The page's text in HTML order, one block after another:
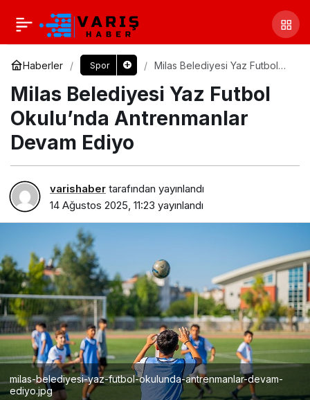
Haberler Spor
Milas Belediyesi Yaz Futbol
Devam Ediyo
Milas Belediyesi Yaz Futbol
Okulu’nda Antrenmanlar
Devam Ediyo
varishaber tarafından yayınlandı
14 Ağustos 2025, 11:23 yayınlandı
milas-belediyesi-yaz-futbol-okulunda-antrenmanlar-devam-
ediyo.jpg